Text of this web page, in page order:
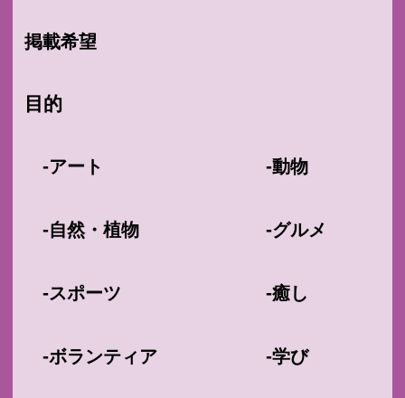
掲載希望
目的
-アート
-自然・植物
-スポーツ
-ボランティア
-動物
-グルメ
-癒し
-学び